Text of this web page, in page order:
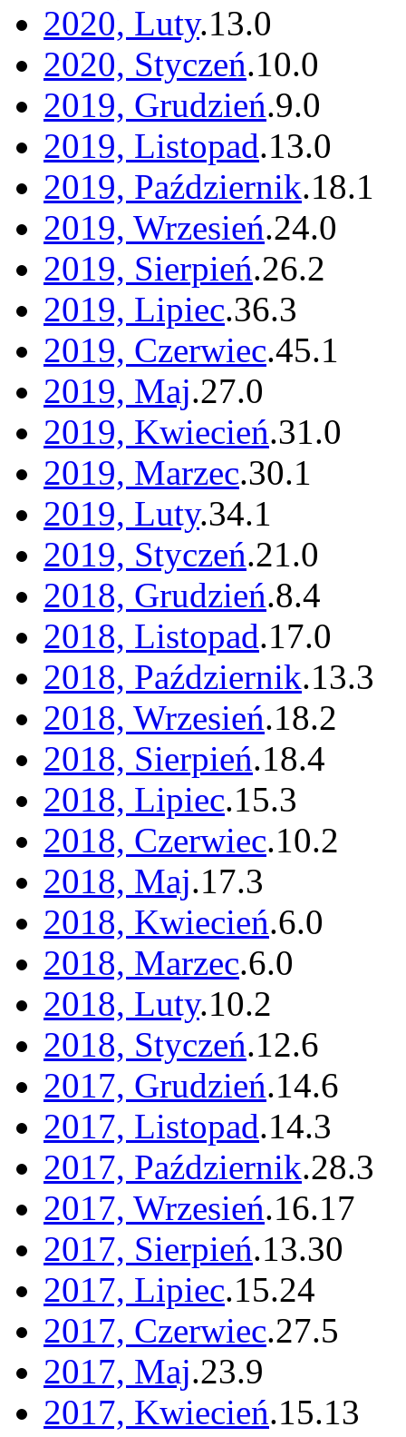
2020, Luty.13.0
2020, Styczeń.10.0
2019, Grudzień.9.0
2019, Listopad.13.0
2019, Październik.18.1
2019, Wrzesień.24.0
2019, Sierpień.26.2
2019, Lipiec.36.3
2019, Czerwiec.45.1
2019, Maj.27.0
2019, Kwiecień.31.0
2019, Marzec.30.1
2019, Luty.34.1
2019, Styczeń.21.0
2018, Grudzień.8.4
2018, Listopad.17.0
2018, Październik.13.3
2018, Wrzesień.18.2
2018, Sierpień.18.4
2018, Lipiec.15.3
2018, Czerwiec.10.2
2018, Maj.17.3
2018, Kwiecień.6.0
2018, Marzec.6.0
2018, Luty.10.2
2018, Styczeń.12.6
2017, Grudzień.14.6
2017, Listopad.14.3
2017, Październik.28.3
2017, Wrzesień.16.17
2017, Sierpień.13.30
2017, Lipiec.15.24
2017, Czerwiec.27.5
2017, Maj.23.9
2017, Kwiecień.15.13